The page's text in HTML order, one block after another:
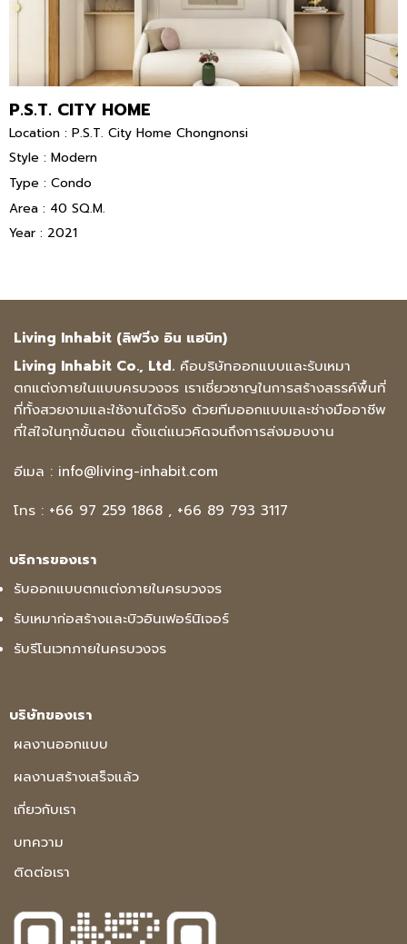
P.S.T. CITY HOME
Location : P.S.T. City Home Chongnonsi
Style : Modern
Type : Condo
Area : 40 SQ.M.
Year : 2021
Living Inhabit (ลิฟวิ่ง อิน แฮบิท)
Living Inhabit Co., Ltd. คือบริษัทออกแบบและรับเหมา
ตกแต่งภายในแบบครบวงจร เราเชี่ยวชาญในการสร้างสรรค์พื้นที่
ที่ทั้งสวยงามและใช้งานได้จริง ด้วยทีมออกแบบและช่างมืออาชีพ
ที่ใส่ใจในทุกขั้นตอน ตั้งแต่แนวคิดจนถึงการส่งมอบงาน
อีเมล : info@living-inhabit.com
โทร : +66 97 259 1868 , +66 89 793 3117
ริการของเรา
รับออกแบบตกแต่งภายในครบวงจร
รับเหมาก่อสร้างและบิวอินเฟอร์นิเจอร์
รับรีโนเวทภายในครบวงจร
ริษัทของเรา
ผลงานออกแบบ
ผลงานสร้างเสร็จแล้ว
เกี่ยวกับเรา
บทความ
ติดต่อเรา